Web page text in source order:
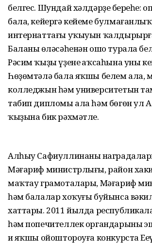
белгес. Шундай хәлдәрҙең береһе:
бала, кейергә кейеме
интернаттағы уҡыуын
Баланың өләсәһенән ошо турала
Рәсим ҡыҙы үҙенең аҡсаһына уны
Һөҙөмтәлә бала яҡшы белем ала,
колледжын һәм университетын
табип дипломы ала һәм бөгөн ул
ҡыҙына бик рәхмәтле.
Алһыу Сафиуллинаның
Мәғариф министрлығы, район
маҡтау грамоталары, Мәғариф
һәм балалар хоҡуғы буйынса
хаттары. 2011 йылда
һәм попечителлек органдарының
иң яҡшы ойоштороуға конкурста